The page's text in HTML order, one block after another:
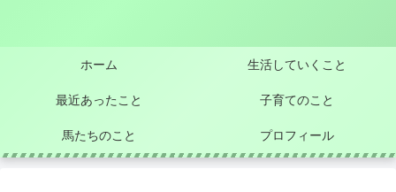
ホーム 生活していくこと
最近あったこと 子育てのこと
馬たちのこと プロフィール